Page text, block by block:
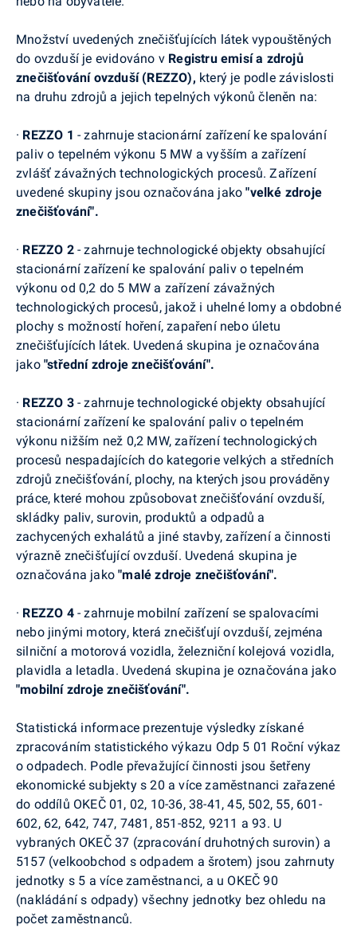
Množství uvedených znečišťujících látek vypouštěných
do ovzduší je evidováno v Registru emisí a zdrojů
znečišťování ovzduší (REZZO), který je podle závislosti
na druhu zdrojů a jejich tepelných výkonů členěn na:
· REZZO 1 - zahrnuje stacionární zařízení ke spalování
paliv o tepelném výkonu 5 MW a vyšším a zařízení
zvlášť závažných technologických procesů. Zařízení
uvedené skupiny jsou označována jako "velké zdroje
znečišťování".
· REZZO 2- zahrnuje technologické objekty obsahující
stacionární zařízení ke spalování paliv o tepelném
výkonu od 0,2 do 5 MW a zařízení závažných
technologických procesů, jakož i uhelné lomy a obdobné
plochy s možností hoření, zapaření nebo úletu
znečišťujících látek. Uvedená skupina je označována
jako "střední zdroje znečišťování".
· REZZO 3- zahrnuje technologické objekty obsahující
stacionární zařízení ke spalování paliv o tepelném
výkonu nižším než 0,2 MW, zařízení technologických
procesů nespadajících do kategorie velkých a středních
zdrojů znečišťování, plochy, na kterých jsou prováděny
práce, které mohou způsobovat znečišťování ovzduší,
skládky paliv, surovin, produktů a odpadů a
zachycených exhalátů a jiné stavby, zařízení a činnosti
výrazně znečišťující ovzduší. Uvedená skupina je
označována jako"malé zdroje znečišťování".
· REZZO 4- zahrnuje mobilní zařízení se spalovacími
nebo jinými motory, která znečišťují ovzduší, zejména
silniční a motorová vozidla, železniční kolejová vozidla,
plavidla a letadla. Uvedená skupina je označována jako
"mobilní zdroje znečišťování".
Statistická informace prezentuje výsledky získané
zpracováním statistického výkazu Odp 5 01 Roční výkaz
o odpadech. Podle převažující činnosti jsou šetřeny
ekonomické subjekty s 20 a více zaměstnanci zařazené
do oddílů OKEČ 01, 02, 10-36, 38-41, 45, 502, 55, 601-
602, 62, 642, 747, 7481, 851-852, 9211 a 93. U
vybraných OKEČ 37 (zpracování druhotných surovin) a
5157 (velkoobchod s odpadem a šrotem) jsou zahrnuty
jednotky s 5 a více zaměstnanci, a u OKEČ 90
(nakládání s odpady) všechny jednotky bez ohledu na
počet zaměstnanců.